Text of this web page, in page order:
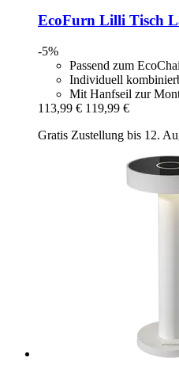
EcoFurn Lilli Tisch
-5%
Passend zum
Individuell
Mit Hanfseil zur
113,99 € 119,99 €
Gratis Zustellung bis 12.